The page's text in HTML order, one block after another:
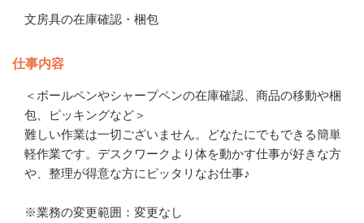
文房具の在庫確認・梱包
仕事内容
＜ボールペンやシャープペンの在庫確認、商品の移動や梱
包、ピッキングなど＞
難しい作業は一切ございません。どなたにでもできる簡単
軽作業です。デスクワークより体を動かす仕事が好きな方
や、整理が得意な方にピッタリなお仕事♪
※業務の変更範囲：変更なし